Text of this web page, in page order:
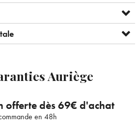
produit ? ×
supprimer le produit suivant du
ANNULER
Auriège
offerte dès 69€ d'achat
en 48h
!
courant de nos dernières
à notre Newsletter.